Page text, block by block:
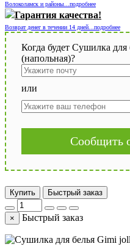
Волоколамск и районы...подробнее
Гарантия качества!
Возврат денег в течении 14 дней...подробнее
Когда будет Сушилка
(напольная)?
или
Сообщить
Купить Быстрый заказ
× Быстрый заказ